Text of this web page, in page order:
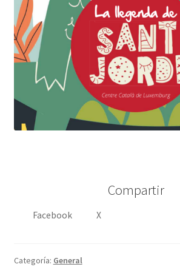
Compartir
Facebook X
Categoría: General